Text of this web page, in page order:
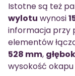
Istotne są też
wylotu wynosi
informacja przy
elementów
528 mm,
wysokość